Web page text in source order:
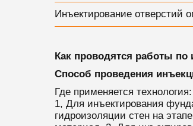
Инъектирование отверстий
Как проводятся работы по
Способ проведения
Где применяется технология:
1, Для инъектирования
гидроизоляции стен на